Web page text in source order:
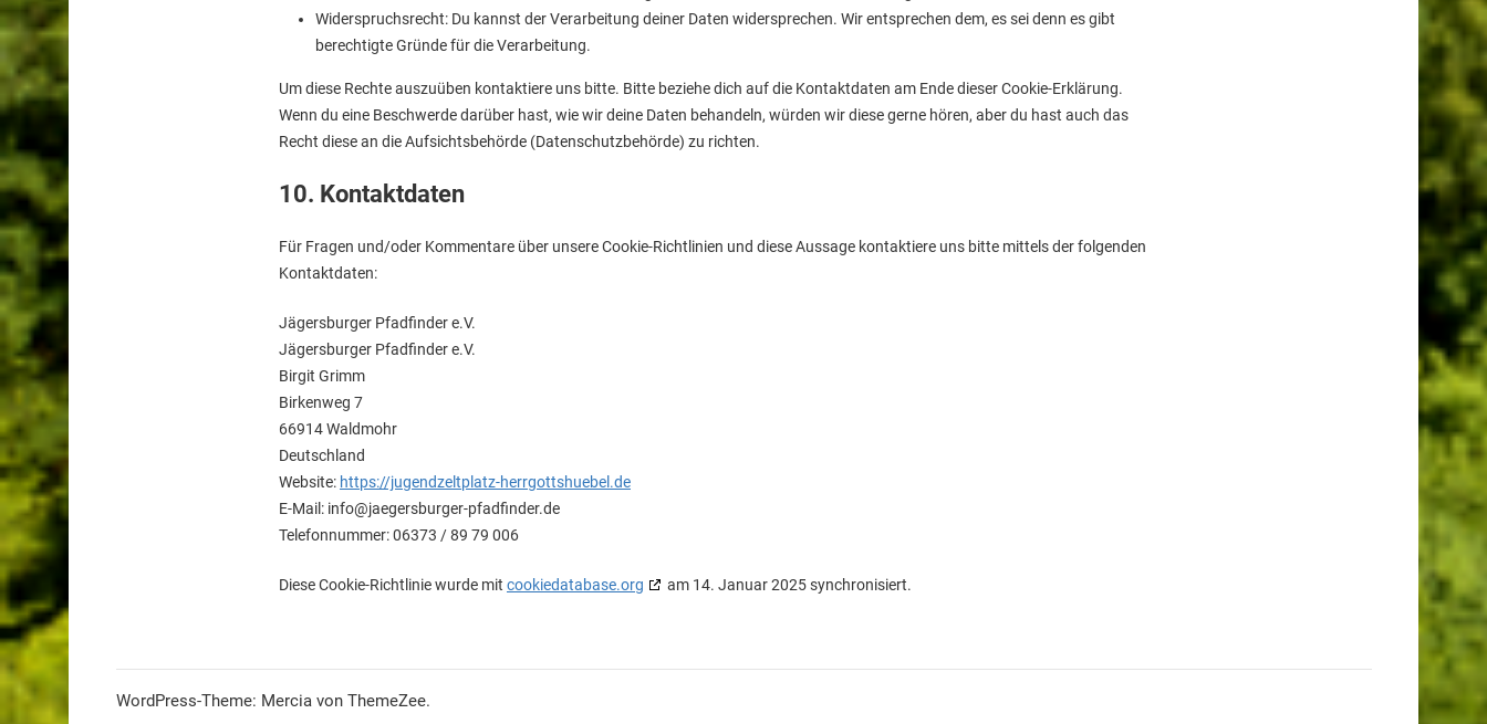
Widerspruchsrecht: Du kannst der Verarbeitung deiner Daten widersprechen. Wir entsprechen dem, es sei denn es gibt
berechtigte Gründe für die Verarbeitung.
Um diese Rechte auszuüben kontaktiere uns bitte. Bitte beziehe dich auf die Kontaktdaten am Ende dieser Cookie-Erklärung.
Wenn du eine Beschwerde darüber hast, wie wir deine Daten behandeln, würden wir diese gerne hören, aber du hast auch das
Recht diese an die Aufsichtsbehörde (Datenschutzbehörde) zu richten.
10. Kontaktdaten
Für Fragen und/oder Kommentare über unsere Cookie-Richtlinien und diese Aussage kontaktiere uns bitte mittels der folgenden
Kontaktdaten:
Jägersburger Pfadfinder e.V.
Jägersburger Pfadfinder e.V.
Birgit Grimm
Birkenweg 7
66914 Waldmohr
Deutschland
Website: https://jugendzeltplatz-herrgottshuebel.de
E-Mail: info@jaegersburger-pfadfinder.de
Telefonnummer: 06373 / 89 79 006
Diese Cookie-Richtlinie wurde mit cookiedatabase.org am 14. Januar 2025 synchronisiert.
WordPress-Theme: Mercia von ThemeZee.